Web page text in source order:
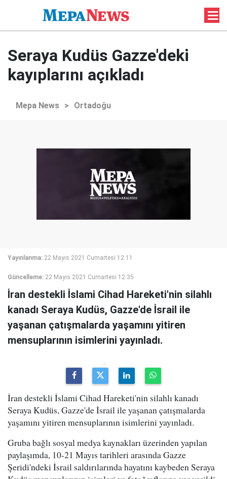
Seraya Kudüs Gazze'deki
kayıplarını açıkladı
Mepa News > Ortadoğu
Yayınlanma: 22 Mayıs 2021 Cumartesi 12:11
Güncelleme: 22 Mayıs 2021 Cumartesi 12:35
İran destekli İslami Cihad Hareketi'nin silahlı
kanadı Seraya Kudüs, Gazze'de İsrail ile
yaşanan çatışmalarda yaşamını yitiren
mensuplarının isimlerini yayınladı.
İran destekli İslami Cihad Hareketi'nin silahlı kanadı
Seraya Kudüs, Gazze'de İsrail ile yaşanan çatışmalarda
yaşamını yitiren mensuplarının isimlerini yayınladı.
Gruba bağlı sosyal medya kaynakları üzerinden yapılan
paylaşımda, 10-21 Mayıs tarihleri arasında Gazze
Şeridi'ndeki İsrail saldırılarında hayatını kaybeden Seraya